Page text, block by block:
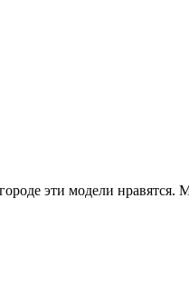
эти модели нравятся.